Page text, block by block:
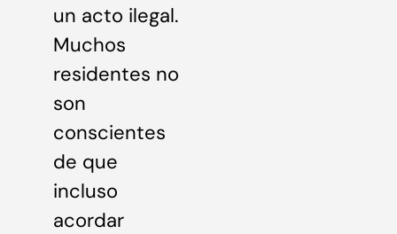
un acto ilegal.
Muchos
residentes no
son
conscientes
de que
incluso
acordar